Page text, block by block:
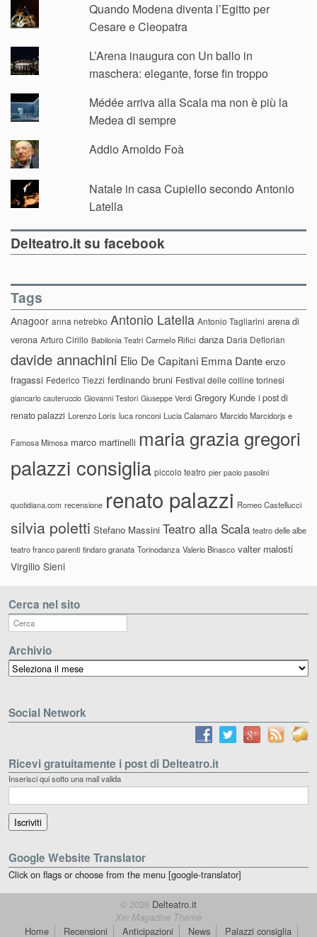
Quando Modena diventa l’Egitto per
Cesare e Cleopatra
L’Arena inaugura con Un ballo in
maschera: elegante, forse fin troppo
Médée arriva alla Scala ma non è più la
Medea di sempre
Addio Arnoldo Foà
Natale in casa Cupiello secondo Antonio
Latella
Delteatro.it su facebook
Tags
Anagoor anna netrebko Antonio Latella Antonio Tagliarini arena di
verona Arturo Cirillo Babilonia Teatri Carmelo Rifici danza Daria Deflorian
davide annachini Elio De Capitani Emma Dante enzo
fragassi Federico Tiezzi ferdinando bruni Festival delle colline torinesi
giancarlo cauteruccio Giovanni Testori Giuseppe Verdi Gregory Kunde i post di
renato palazzi Lorenzo Loris luca ronconi Lucia Calamaro Marcido Marcidorjs e
Famosa Mimosa marco martinelli maria grazia gregori
palazzi consiglia piccolo teatro pier paolo pasolini
quotidiana.com recensione renato palazzi Romeo Castellucci
silvia poletti Stefano Massini Teatro alla Scala teatro delle albe
teatro franco parenti tindaro granata Torinodanza Valerio Binasco valter malosti
Virgilio Sieni
Cerca nel sito
Archivio
Archivio
Social Network
Ricevi gratuitamente i post di Delteatro.it
Inserisci qui sotto una mail valida
Google Website Translator
Click on flags or choose from the menu [google-translator]
© 2026 Delteatro.it
Xin Magazine Theme
Home Recensioni Anticipazioni News Palazzi consiglia